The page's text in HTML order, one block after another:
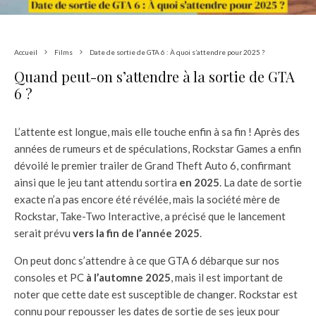
Accueil Films Date de sortie de GTA 6 : À quoi s’attendre pour 2025 ?
Quand peut-on s’attendre à la sortie de GTA
6 ?
L’attente est longue, mais elle touche enfin à sa fin ! Après des
années de rumeurs et de spéculations, Rockstar Games a enfin
dévoilé le premier trailer de Grand Theft Auto 6, confirmant
ainsi que le jeu tant attendu sortira en 2025. La date de sortie
exacte n’a pas encore été révélée, mais la société mère de
Rockstar, Take-Two Interactive, a précisé que le lancement
serait prévu vers la fin de l’année 2025.
On peut donc s’attendre à ce que GTA 6 débarque sur nos
consoles et PC à l’automne 2025, mais il est important de
noter que cette date est susceptible de changer. Rockstar est
connu pour repousser les dates de sortie de ses jeux pour